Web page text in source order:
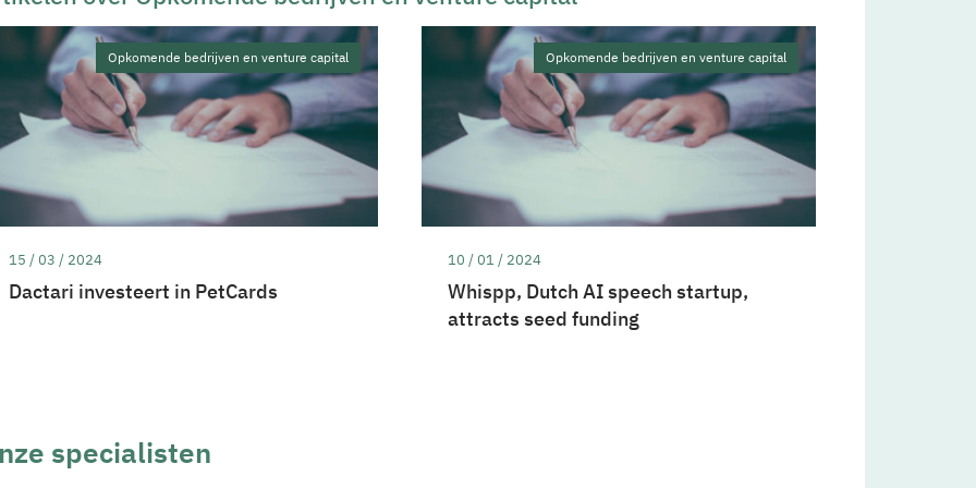
Opkomende bedrijven en venture capital
15 / 03 / 2024
Dactari investeert in PetCards
Opkomende bedrijven en venture capital
10 / 01 / 2024
Whispp, Dutch AI speech startup,
attracts seed funding
specialisten